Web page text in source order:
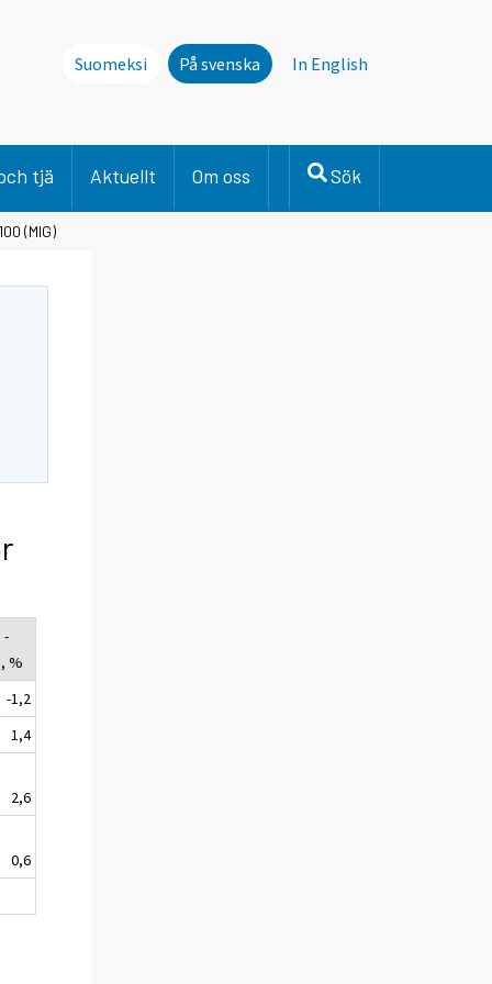
Suomeksi På svenska In English
tjä Aktuellt Om oss Sök
(MIG)
-
%
-1,2
1,4
2,6
0,6